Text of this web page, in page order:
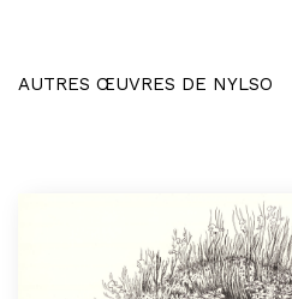
AUTRES ŒUVRES DE NYLSO